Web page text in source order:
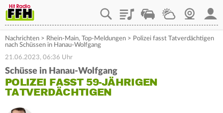
PlaylistStaupilotWetterWebcam
Nachrichten > Rhein-Main, Top-Meldungen > Polizei fasst Tatverdächtigen
nach Schüssen in Hanau-Wolfgang
21.06.2023, 06:36 Uhr
Schüsse in Hanau-Wolfgang
POLIZEI FASST 59-JÄHRIGEN
TATVERDÄCHTIGEN